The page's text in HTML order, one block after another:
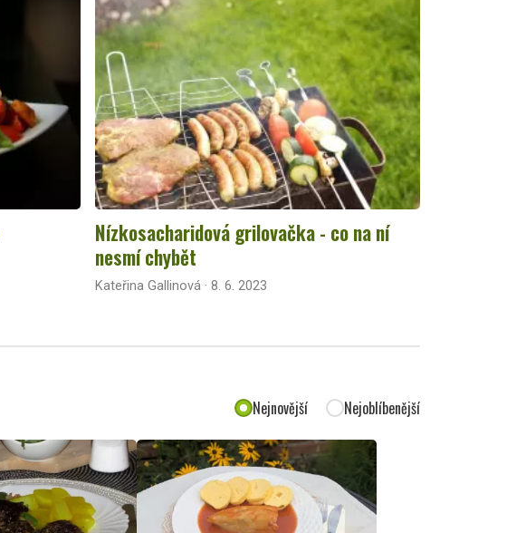
Nízkosacharidová grilovačka - co na ní
nesmí chybět
Kateřina Gallinová · 8. 6. 2023
Nejnovější Nejoblíbenější